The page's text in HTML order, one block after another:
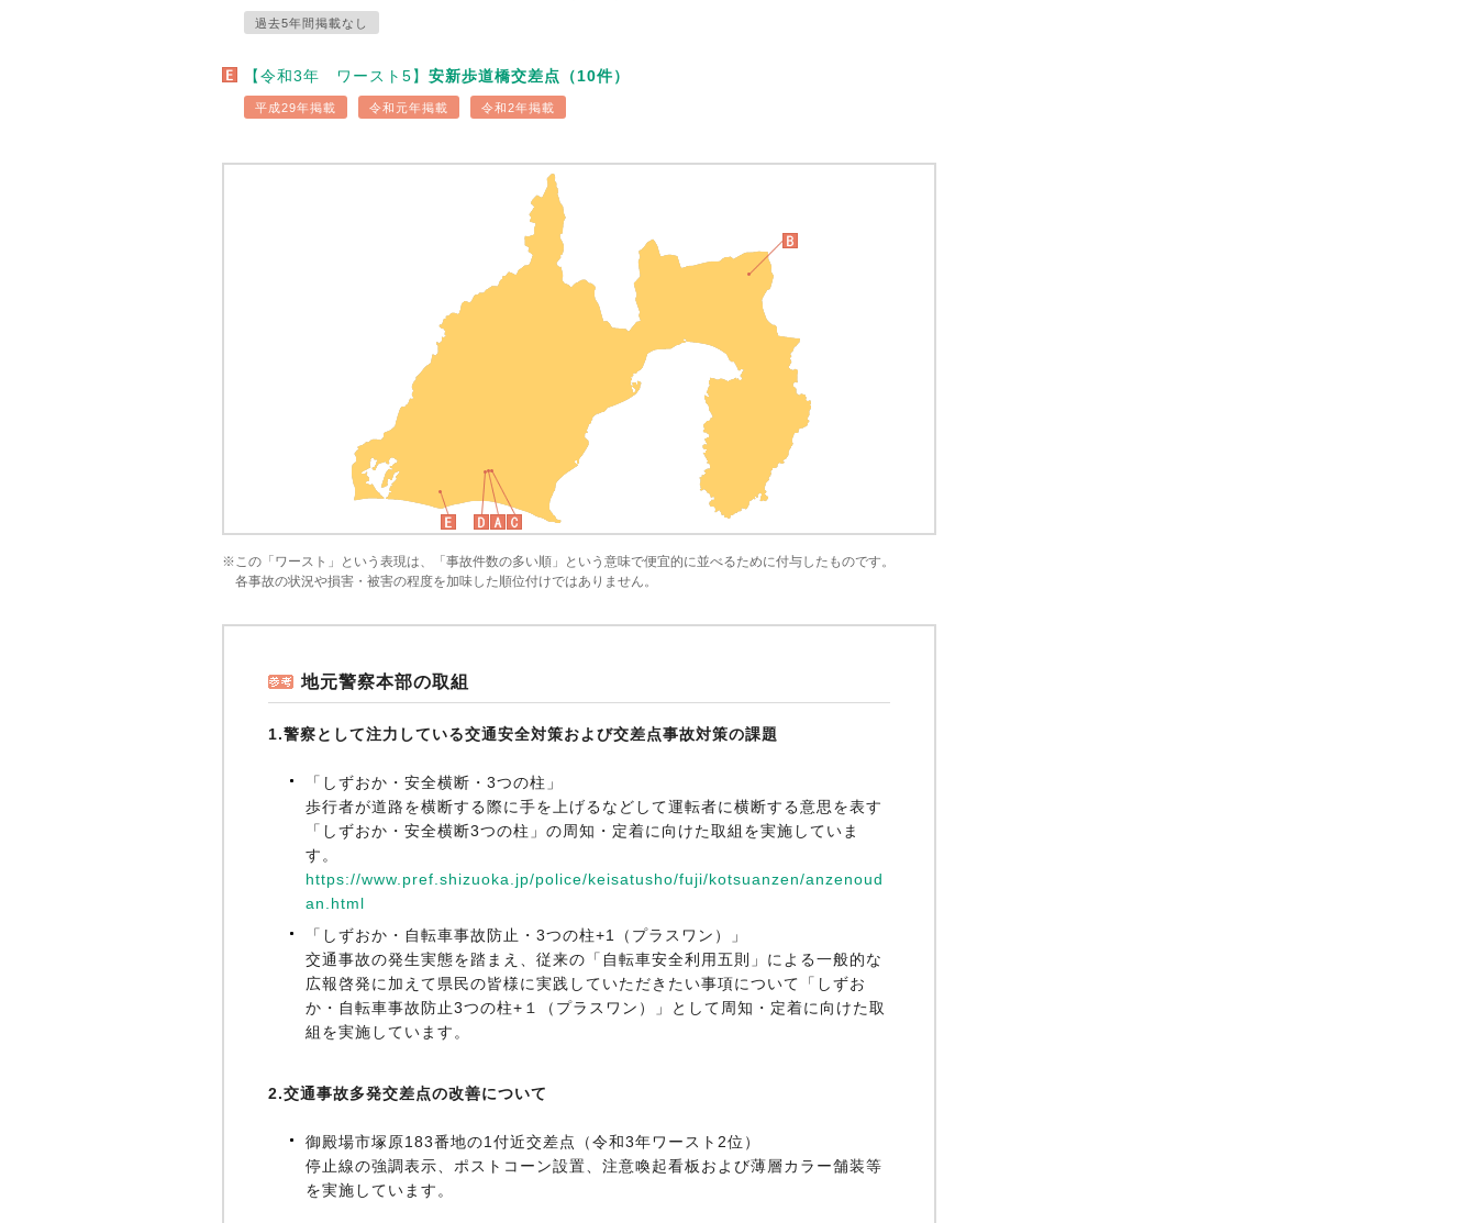
過去5年間掲載なし
【令和3年 ワースト5】 安新歩道橋交差点（10件）
平成29年掲載 令和元年掲載 令和2年掲載
※この「ワースト」という表現は、「事故件数の多い順」という意味で便宜的に並べるために付与したものです。
各事故の状況や損害・被害の程度を加味した順位付けではありません。
地元警察本部の取組
1.警察として注力している交通安全対策および交差点事故対策の課題
「しずおか・安全横断・3つの柱」
歩行者が道路を横断する際に手を上げるなどして運転者に横断する意思を表す
「しずおか・安全横断3つの柱」の周知・定着に向けた取組を実施していま
す。
https://www.pref.shizuoka.jp/police/keisatusho/fuji/kotsuanzen/anzenoud
an.html
「しずおか・自転車事故防止・3つの柱+1（プラスワン）」
交通事故の発生実態を踏まえ、従来の「自転車安全利用五則」による一般的な
広報啓発に加えて県民の皆様に実践していただきたい事項について「しずお
か・自転車事故防止3つの柱+１（プラスワン）」として周知・定着に向けた取
組を実施しています。
2.交通事故多発交差点の改善について
御殿場市塚原183番地の1付近交差点（令和3年ワースト2位）
停止線の強調表示、ポストコーン設置、注意喚起看板および薄層カラー舗装等
を実施しています。